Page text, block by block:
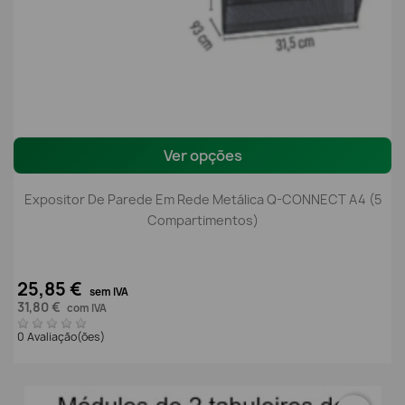
Ver opções
Expositor De Parede Em Rede Metálica Q-CONNECT A4 (5
Compartimentos)
25,85 € sem IVA
31,80 € com IVA
0 Avaliação(ões)